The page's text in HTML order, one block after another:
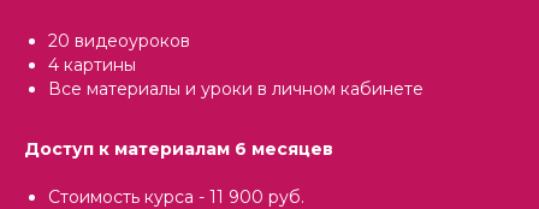
20 видеоуроков
4 картины
Все материалы и уроки в личном кабинете
Доступ к материалам 6 месяцев
Стоимость курса - 11 900 руб.